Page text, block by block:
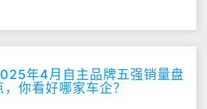
年4月自主品牌五强销量盘
，你看好哪家车企？